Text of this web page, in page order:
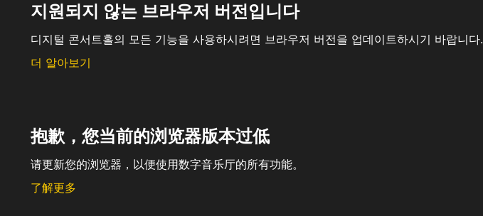
지원되지 않는 브라우저 버전입니다
디지털 콘서트홀의 모든 기능을 사용하시려면 브라우저 버전을 업데이트하시기 바랍니다.
더 알아보기
抱歉，您当前的浏览器版本过低
请更新您的浏览器，以便使用数字音乐厅的所有功能。
了解更多